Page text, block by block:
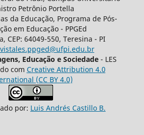
Petrônio Portella
da Educação, Programa de Pós-
em Educação - PPGEd
CEP: 64049-550, Teresina - PI
Educação e Sociedade - LES
com Creative Attribution 4.0
(CC BY 4.0)
por: Luis Andrés Castillo B.